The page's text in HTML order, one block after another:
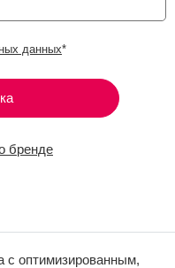
данных*
бренде
с оптимизированным,